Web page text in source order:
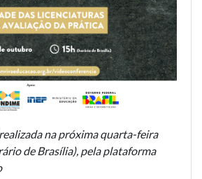
na próxima quarta-feira
de Brasília), pela plataforma